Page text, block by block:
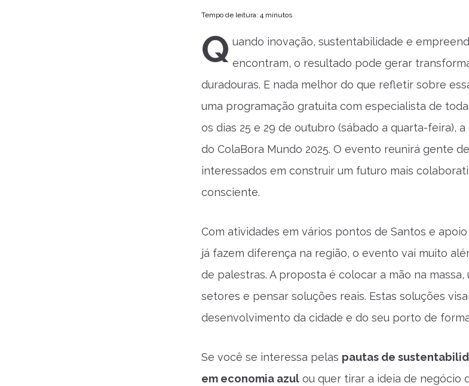
Tempo de leitura: 4 minutos
Q uando inovação, sustentabilidade e
encontram, o resultado pode gerar
duradouras. E nada melhor do que refletir sobre
uma programação gratuita com especialista de
os dias 25 e 29 de outubro (sábado a quarta-feira),
do ColaBora Mundo 2025. O evento reunirá gente
interessados em construir um futuro mais
consciente.
Com atividades em vários pontos de Santos e
já fazem diferença na região, o evento vai muito
de palestras. A proposta é colocar a mão na
setores e pensar soluções reais. Estas soluções
desenvolvimento da cidade e do seu porto de
Se você se interessa pelas pautas de
em economia azul ou quer tirar a ideia de negócio